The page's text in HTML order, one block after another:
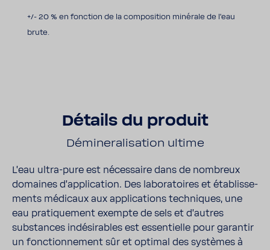
+/- 20 % en fonction de la composition minérale de l'eau
brute.
Détails du produit
Démi­ne­ra­li­sa­tion ultime
L'eau ultra-​pure est néces­saire dans de nombreux
domaines d'ap­pli­ca­tion. Des labo­ra­toires et établis­se­
ments médi­caux aux appli­ca­tions tech­niques, une
eau prati­que­ment exempte de sels et d'autres
substances indé­si­rables est essen­tielle pour garantir
un fonc­tion­ne­ment sûr et optimal des systèmes à